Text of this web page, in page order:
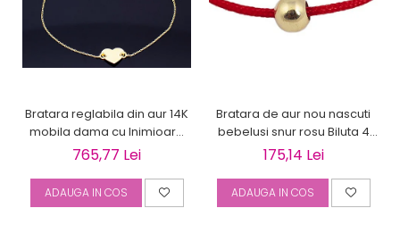
Bratara reglabila din aur 14K
mobila dama cu Inimioara
gravabila
765,77 Lei
ADAUGA IN COS
Bratara de aur nou nascuti
bebelusi snur rosu Biluta 4
mm
175,14 Lei
ADAUGA IN COS